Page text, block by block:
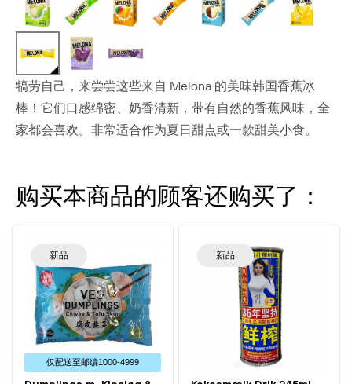
犒劳自己，来尝尝这些来自 Melona 的美味韩国香蕉冰
棒！它们口感绵密、奶香清新，带有自然的香蕉风味，全
家都会喜欢。非常适合作为夏日甜点或一款甜美小食。
购买本商品的顾客还购买了：
新品
仅配送⾄邮编1000-4999
新品